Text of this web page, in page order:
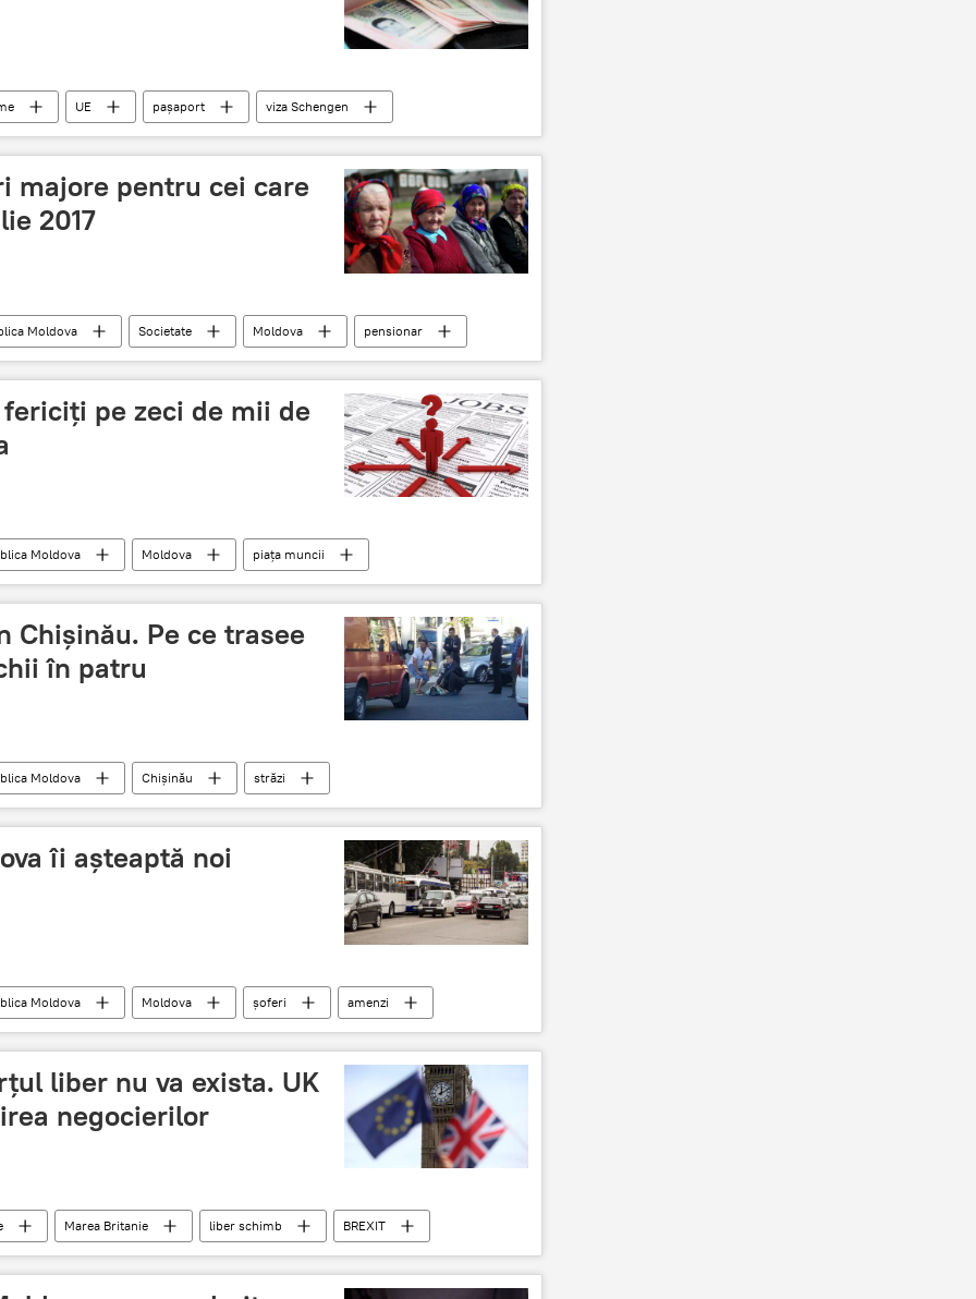
UE pașaport viza Schengen
majore pentru cei care
2017
Moldova Societate Moldova
pensionar
pe zeci de mii de
Moldova Moldova
piața muncii
loc de muncă vacant
Chișinău. Pe ce trasee
în patru
Moldova Chișinău
străzi
îi așteaptă noi
Moldova Moldova șoferi amenzi
liber nu va exista. UK
negocierilor
Marea Britanie liber schimb
BREXIT
nu va mai fi Brexit - Marea Britanie vrea să iasă din UE